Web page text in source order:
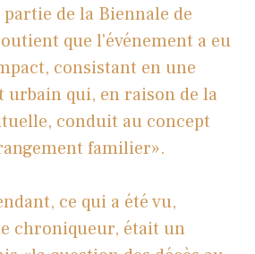
de la Biennale de
que l'événement a eu
consistant en une
urbain qui, en raison de la
conduit au concept
familier».
ce qui a été vu,
chroniqueur, était un